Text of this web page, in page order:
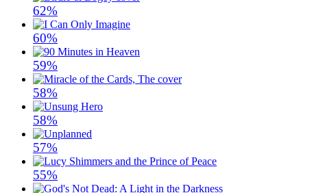
62%
60%
59%
58%
58%
57%
55%